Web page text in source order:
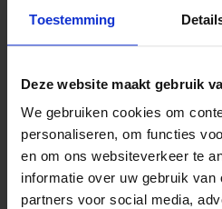
Toestemming
Deze website maakt gebruik
We gebruiken cookies om
personaliseren, om functies
en om ons websiteverkeer te
informatie over uw gebruik van
partners voor social media,
45
45W
Menge